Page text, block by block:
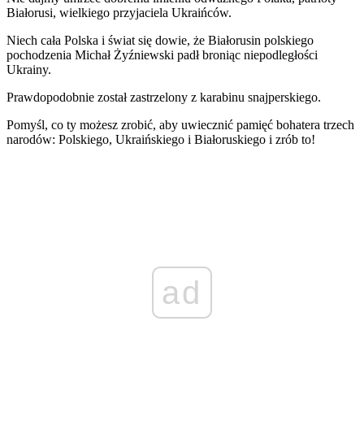
Białorusi, wielkiego przyjaciela Ukraińców.
Niech cała Polska i świat się dowie, że Białorusin polskiego
pochodzenia Michał Żyźniewski padł broniąc niepodległości
Ukrainy.
Prawdopodobnie został zastrzelony z karabinu snajperskiego.
Pomyśl, co ty możesz zrobić, aby uwiecznić pamięć bohatera trzech
narodów: Polskiego, Ukraińskiego i Białoruskiego i zrób to!
ad